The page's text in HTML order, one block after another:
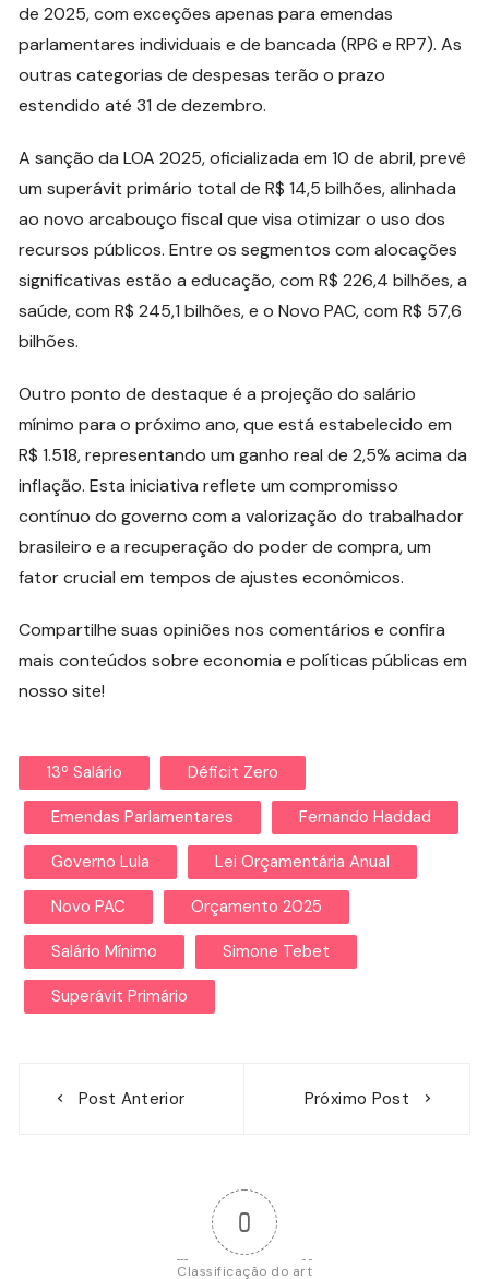
de 2025, com exceções apenas para emendas
parlamentares individuais e de bancada (RP6 e RP7). As
outras categorias de despesas terão o prazo
estendido até 31 de dezembro.
A sanção da LOA 2025, oficializada em 10 de abril, prevê
um superávit primário total de R$ 14,5 bilhões, alinhada
ao novo arcabouço fiscal que visa otimizar o uso dos
recursos públicos. Entre os segmentos com alocações
significativas estão a educação, com R$ 226,4 bilhões, a
saúde, com R$ 245,1 bilhões, e o Novo PAC, com R$ 57,6
bilhões.
Outro ponto de destaque é a projeção do salário
mínimo para o próximo ano, que está estabelecido em
R$ 1.518, representando um ganho real de 2,5% acima da
inflação. Esta iniciativa reflete um compromisso
contínuo do governo com a valorização do trabalhador
brasileiro e a recuperação do poder de compra, um
fator crucial em tempos de ajustes econômicos.
Compartilhe suas opiniões nos comentários e confira
mais conteúdos sobre economia e políticas públicas em
nosso site!
13º Salário Déficit Zero
Emendas Parlamentares Fernando Haddad
Governo Lula Lei Orçamentária Anual
Novo PAC Orçamento 2025
Salário Mínimo Simone Tebet
Superávit Primário
Post Anterior Próximo Post
0
Classificação do art